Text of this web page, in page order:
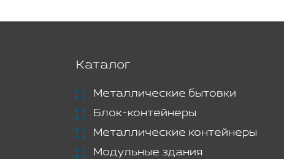
Каталог
Металлические бытовки
Блок-контейнеры
Металлические контейнеры
Модульные здания